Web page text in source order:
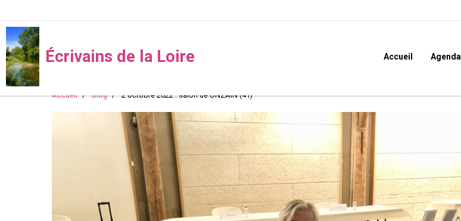
Écrivains de la Loire Accueil Agenda
Accueil Blog 2 octobre 2022 : salon de ONZAIN (41)